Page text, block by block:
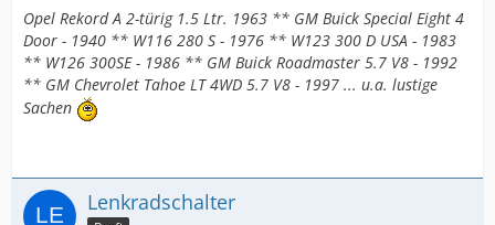
Opel Rekord A 2-türig 1.5 Ltr. 1963 ** GM Buick Special Eight 4
Door - 1940 ** W116 280 S - 1976 ** W123 300 D USA - 1983
** W126 300SE - 1986 ** GM Buick Roadmaster 5.7 V8 - 1992
** GM Chevrolet Tahoe LT 4WD 5.7 V8 - 1997 ... u.a. lustige
Sachen
Lenkradschalter